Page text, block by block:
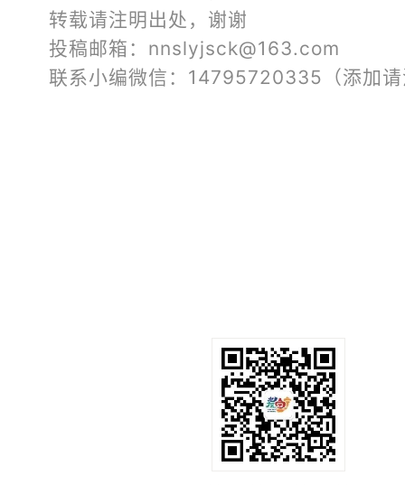
转载请注明出处，谢谢
投稿邮箱：nnslyjsck@163.com
联系小编微信：14795720335（添加